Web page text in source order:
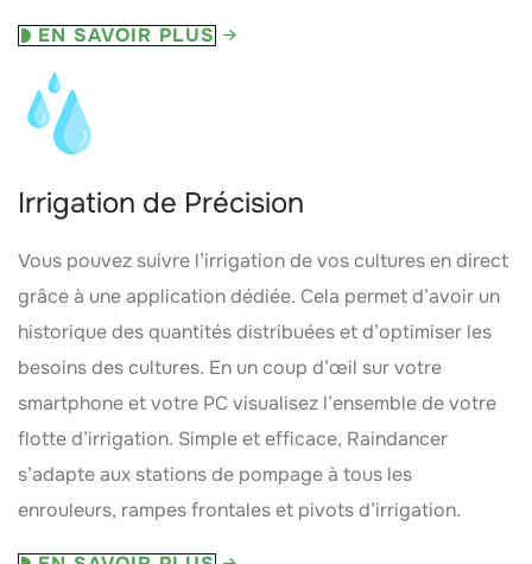
EN SAVOIR PLUS
Irrigation de Précision
Vous pouvez suivre l’irrigation de vos cultures en direct
grâce à une application dédiée. Cela permet d’avoir un
historique des quantités distribuées et d’optimiser les
besoins des cultures. En un coup d’œil sur votre
smartphone et votre PC visualisez l’ensemble de votre
flotte d’irrigation. Simple et efficace, Raindancer
s’adapte aux stations de pompage à tous les
enrouleurs, rampes frontales et pivots d’irrigation.